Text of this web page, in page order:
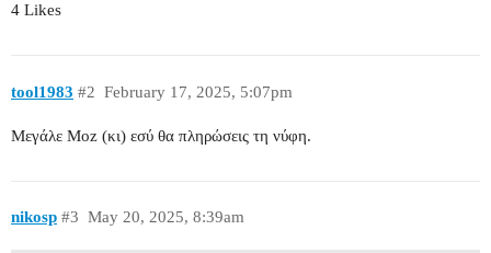
4 Likes
tool1983 February 17, 2025, 5:07pm
#2
Μεγάλε Moz (κι) εσύ θα πληρώσεις τη νύφη.
nikosp May 20, 2025, 8:39am
#3